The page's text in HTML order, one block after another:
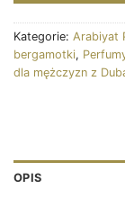
Kategorie: Arabiyat
bergamotki,
dla mężczyzn z
OPIS